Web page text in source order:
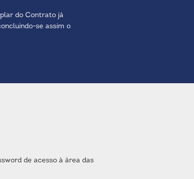
do Contrato já
se assim o
de acesso à área das